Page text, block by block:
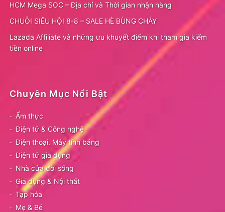
HCM Mega SOC – Địa chỉ và Thời gian nhận hàng
CHUỖI SIÊU HỘI 8-8 – SALE HÈ BÙNG CHÁY
Lazada Affiliate và những ưu khuyết điểm khi tham gia kiếm
tiền online
Chuyên Mục Nổi Bật
Ẩm thực
Điện tử & Công nghệ
Điện thoại, Máy tính bảng
Điện tử gia dụng
Nhà cửa đời sống
Gia dụng & Nội thất
Tạp hóa
Mẹ & Bé